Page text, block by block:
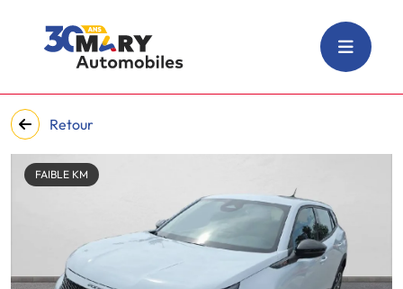
Retour
FAIBLE KM